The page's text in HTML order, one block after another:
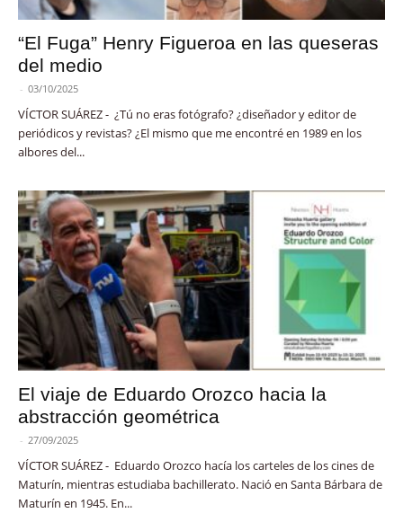
“El Fuga” Henry Figueroa en las queseras
del medio
- 03/10/2025
VÍCTOR SUÁREZ - ¿Tú no eras fotógrafo? ¿diseñador y editor de
periódicos y revistas? ¿El mismo que me encontré en 1989 en los
albores del...
El viaje de Eduardo Orozco hacia la
abstracción geométrica
- 27/09/2025
VÍCTOR SUÁREZ - Eduardo Orozco hacía los carteles de los cines de
Maturín, mientras estudiaba bachillerato. Nació en Santa Bárbara de
Maturín en 1945. En...